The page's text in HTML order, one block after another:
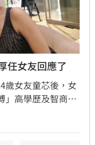
任女友回應了
歲女友童芯後，女
」高學歷及智商
童芯日前於社群